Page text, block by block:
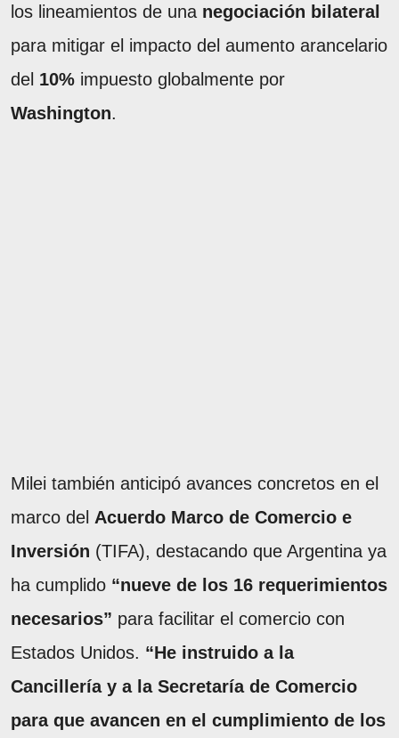
los lineamientos de una negociación bilateral
para mitigar el impacto del aumento arancelario
del 10% impuesto globalmente por
Washington.
Milei también anticipó avances concretos en el
marco del Acuerdo Marco de Comercio e
Inversión (TIFA), destacando que Argentina ya
ha cumplido “nueve de los 16 requerimientos
necesarios” para facilitar el comercio con
Estados Unidos. “He instruido a la
Cancillería y a la Secretaría de Comercio
para que avancen en el cumplimiento de los